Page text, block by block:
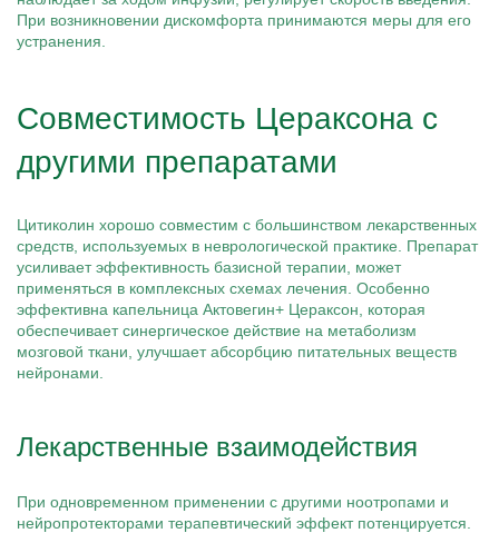
При возникновении дискомфорта принимаются меры для его
устранения.
Совместимость Цераксона с
другими препаратами
Цитиколин хорошо совместим с большинством лекарственных
средств, используемых в неврологической практике. Препарат
усиливает эффективность базисной терапии, может
применяться в комплексных схемах лечения. Особенно
эффективна капельница Актовегин+ Цераксон, которая
обеспечивает синергическое действие на метаболизм
мозговой ткани, улучшает абсорбцию питательных веществ
нейронами.
Лекарственные взаимодействия
При одновременном применении с другими ноотропами и
нейропротекторами терапевтический эффект потенцируется.